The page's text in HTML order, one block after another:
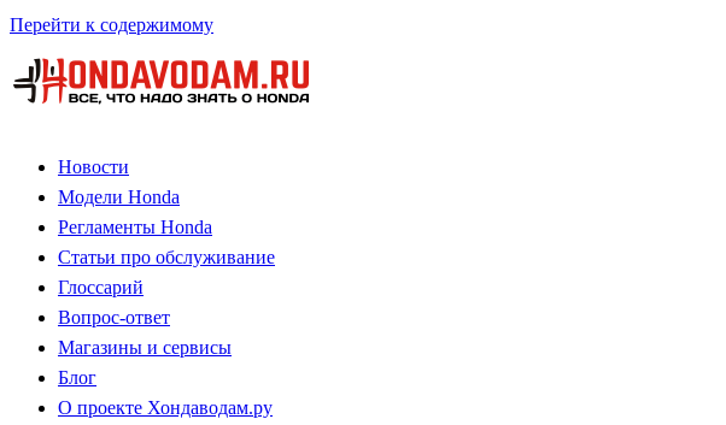
Перейти к содержимому
Новости
Модели Honda
Регламенты Honda
Статьи про обслуживание
Глоссарий
Вопрос-ответ
Магазины и сервисы
Блог
О проекте Хондаводам.ру